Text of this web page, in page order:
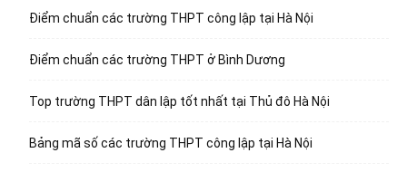
Điểm chuẩn các trường THPT công lập tại Hà Nội
Điểm chuẩn các trường THPT ở Bình Dương
Top trường THPT dân lập tốt nhất tại Thủ đô Hà Nội
Bảng mã số các trường THPT công lập tại Hà Nội